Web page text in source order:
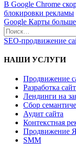
Навигация
по
записям
В Google Chrome
блокировки рекламы
Google Карты больше
Поиск
по:
SEO-продвижение
НАШИ УСЛУГИ
Продвижение
Разработка
Лендинги на
Сбор
Аудит сайта
Контекстная
Продвижение
SMM